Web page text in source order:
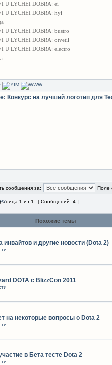
U LYCHEI DOBRA: ei
U LYCHEI DOBRA: hyi
U LYCHEI DOBRA: bustro
U LYCHEI DOBRA: otvetil
U LYCHEI DOBRA: electro
Конкурс на лучший логотип для
сообщения за: Поле
1 из 1 [ Сообщений: 4 ]
Похожие темы
инвайтов и другие новости (Dota 2)
DOTA c BlizzCon 2011
на некоторые вопросы о Dota 2
в Бета тесте Dota 2